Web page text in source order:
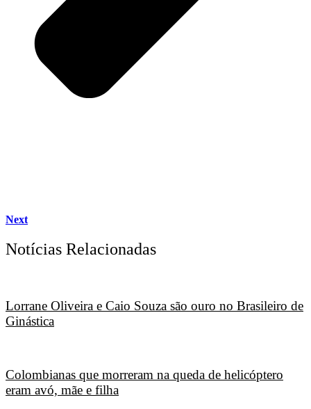
Next
Notícias Relacionadas
Lorrane Oliveira e Caio Souza são ouro no Brasileiro de
Ginástica
Colombianas que morreram na queda de helicóptero
eram avó, mãe e filha